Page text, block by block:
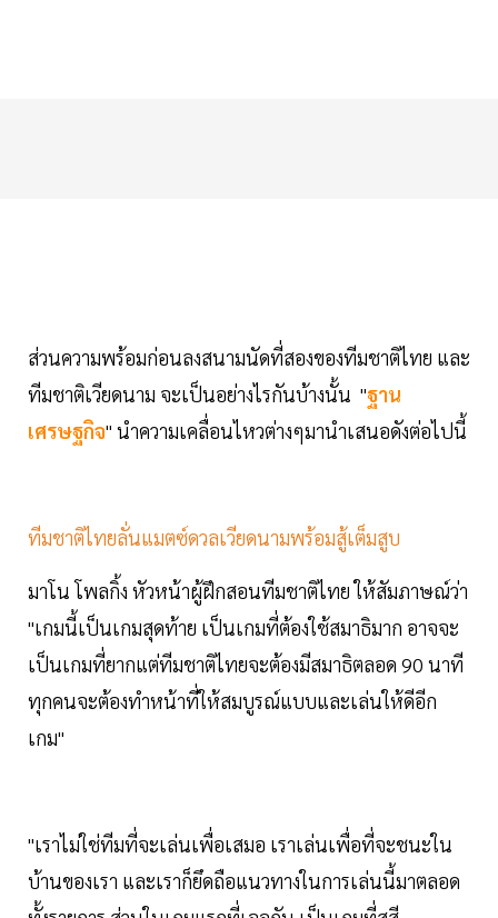
ส่วนความพร้อมก่อนลงสนามนัดที่สองของทีมชาติไทย และ
ทีมชาติเวียดนาม จะเป็นอย่างไรกันบ้างนั้น "ฐาน
เศรษฐกิจ" นำความเคลื่อนไหวต่างๆมานำเสนอดังต่อไปนี้
ทีมชาติไทยลั่นแมตซ์ดวลเวียดนามพร้อมสู้เต็มสูบ
มาโน โพลกิ้ง หัวหน้าผู้ฝึกสอนทีมชาติไทย ให้สัมภาษณ์ว่า
"เกมนี้เป็นเกมสุดท้าย เป็นเกมที่ต้องใช้สมาธิมาก อาจจะ
เป็นเกมที่ยากแต่ทีมชาติไทยจะต้องมีสมาธิตลอด 90 นาที
ทุกคนจะต้องทำหน้าที่ให้สมบูรณ์แบบและเล่นให้ดีอีก
เกม"
"เราไม่ใช่ทีมที่จะเล่นเพื่อเสมอ เราเล่นเพื่อที่จะชนะใน
บ้านของเรา และเราก็ยึดถือแนวทางในการเล่นนี้มาตลอด